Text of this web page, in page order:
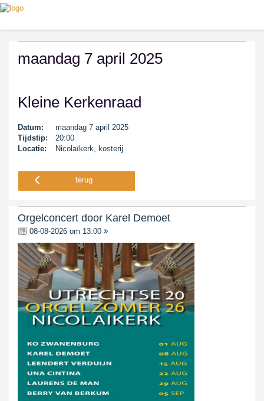
maandag 7 april 2025
Kleine Kerkenraad
Datum:
maandag 7 april 2025
Tijdstip:
20:00
Locatie:
Nicolaïkerk, kosterij
terug
Orgelconcert door Karel Demoet
08-08-2026 om 13:00